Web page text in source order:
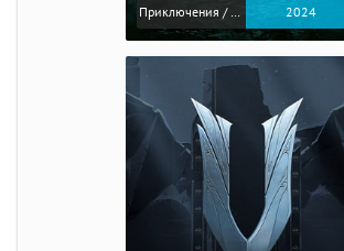
Приключения / Экшен / Ролевые 2024